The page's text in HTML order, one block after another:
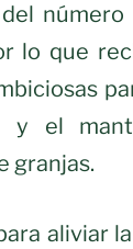
número
lo que
y el
granjas.
aliviar